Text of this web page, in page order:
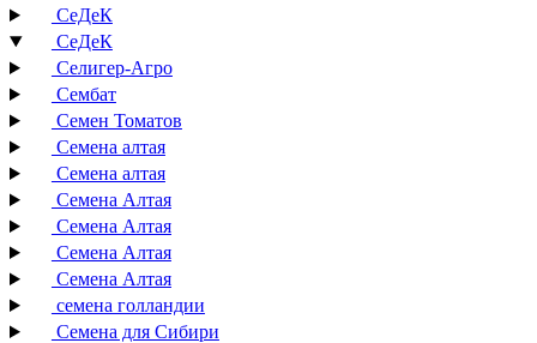
СеДеК
СеДеК
Селигер-Агро
Сембат
Семен Томатов
Семена алтая
Семена алтая
Семена Алтая
Семена Алтая
Семена Алтая
Семена Алтая
семена голландии
Семена для Сибири